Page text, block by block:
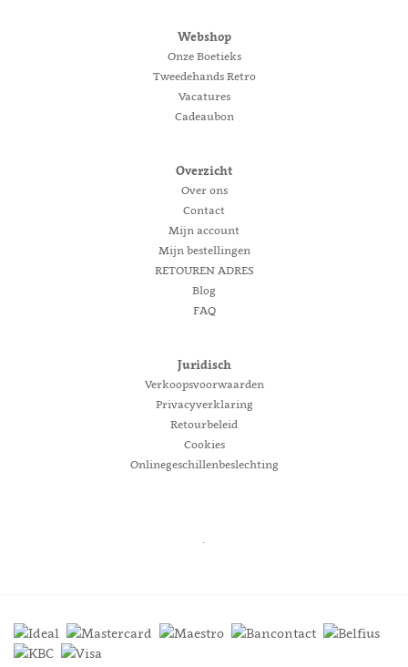
Webshop
Onze Boetieks
Tweedehands Retro
Vacatures
Cadeaubon
Overzicht
Over ons
Contact
Mijn account
Mijn bestellingen
RETOUREN ADRES
Blog
FAQ
Juridisch
Verkoopsvoorwaarden
Privacyverklaring
Retourbeleid
Cookies
Onlinegeschillenbeslechting